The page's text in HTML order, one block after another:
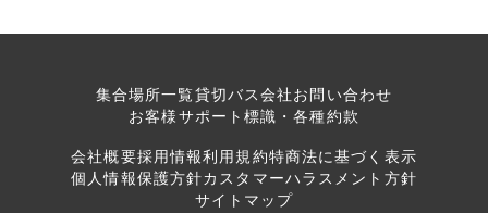
集合場所一覧貸切バス会社お問い合わせ
お客様サポート 標識・各種約款
会社概要採用情報利用規約特商法に基づく表示
個人情報保護方針カスタマーハラスメント方針
サイトマップ